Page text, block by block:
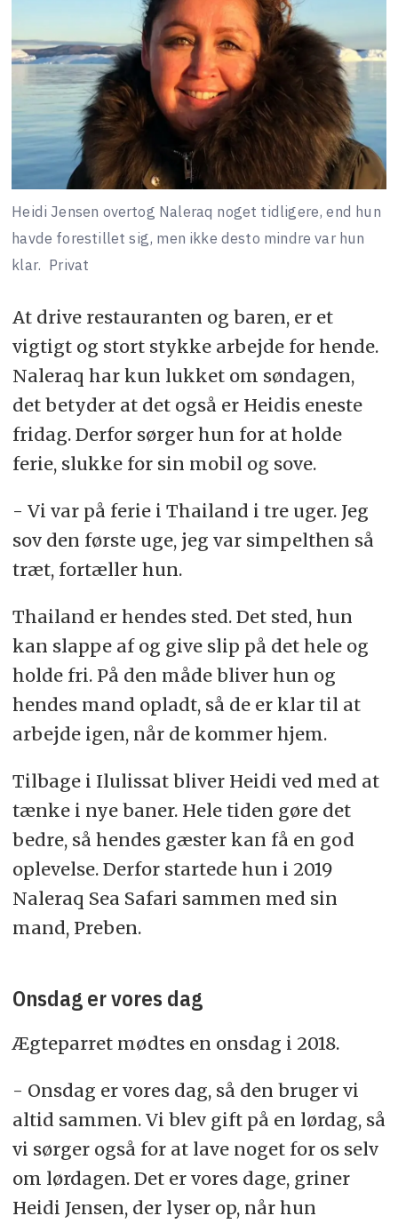
Heidi Jensen overtog Naleraq noget tidligere, end hun
havde forestillet sig, men ikke desto mindre var hun
klar. Privat
At drive restauranten og baren, er et
vigtigt og stort stykke arbejde for hende.
Naleraq har kun lukket om søndagen,
det betyder at det også er Heidis eneste
fridag. Derfor sørger hun for at holde
ferie, slukke for sin mobil og sove.
- Vi var på ferie i Thailand i tre uger. Jeg
sov den første uge, jeg var simpelthen så
træt, fortæller hun.
Thailand er hendes sted. Det sted, hun
kan slappe af og give slip på det hele og
holde fri. På den måde bliver hun og
hendes mand opladt, så de er klar til at
arbejde igen, når de kommer hjem.
Tilbage i Ilulissat bliver Heidi ved med at
tænke i nye baner. Hele tiden gøre det
bedre, så hendes gæster kan få en god
oplevelse. Derfor startede hun i 2019
Naleraq Sea Safari sammen med sin
mand, Preben.
Onsdag er vores dag
Ægteparret mødtes en onsdag i 2018.
- Onsdag er vores dag, så den bruger vi
altid sammen. Vi blev gift på en lørdag, så
vi sørger også for at lave noget for os selv
om lørdagen. Det er vores dage, griner
Heidi Jensen, der lyser op, når hun